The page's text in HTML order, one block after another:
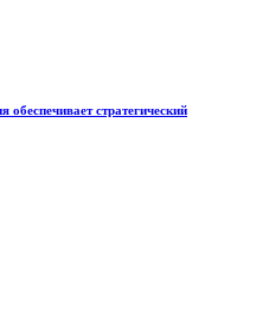
стратегический